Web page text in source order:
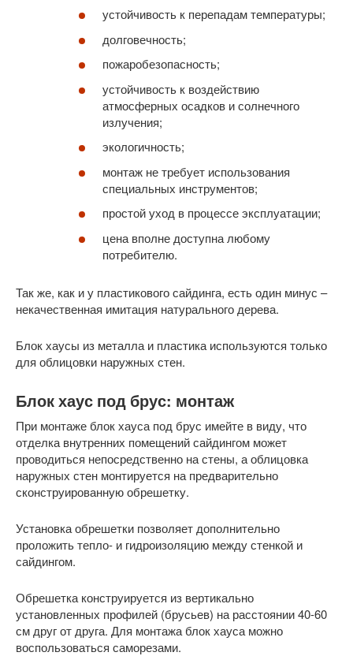
устойчивость к перепадам температуры;
долговечность;
пожаробезопасность;
устойчивость к воздействию
атмосферных осадков и солнечного
излучения;
экологичность;
монтаж не требует использования
специальных инструментов;
простой уход в процессе эксплуатации;
цена вполне доступна любому
потребителю.
Так же, как и у пластикового сайдинга, есть один минус –
некачественная имитация натурального дерева.
Блок хаусы из металла и пластика используются только
для облицовки наружных стен.
Блок хаус под брус: монтаж
При монтаже блок хауса под брус имейте в виду, что
отделка внутренних помещений сайдингом может
проводиться непосредственно на стены, а облицовка
наружных стен монтируется на предварительно
сконструированную обрешетку.
Установка обрешетки позволяет дополнительно
проложить тепло- и гидроизоляцию между стенкой и
сайдингом.
Обрешетка конструируется из вертикально
установленных профилей (брусьев) на расстоянии 40-60
см друг от друга. Для монтажа блок хауса можно
воспользоваться саморезами.